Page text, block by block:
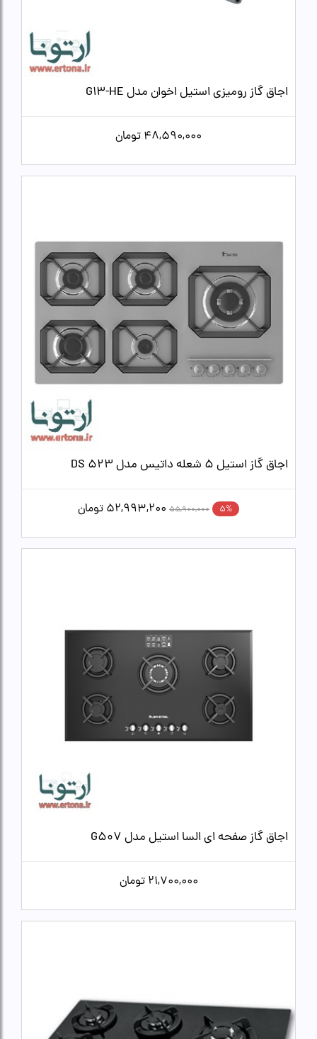
اجاق گاز رومیزی استیل اخوان مدل G13-HE
48,590,000 تومان
اجاق گاز استیل 5 شعله داتیس مدل DS 523
5%
55,900,000
52,993,200 تومان
اجاق گاز صفحه ای السا استیل مدل G507
21,700,000 تومان